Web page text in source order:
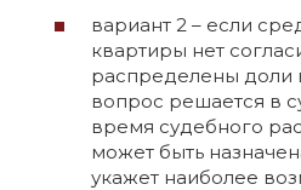
вариант 2 – если
квартиры нет
распределены доли
вопрос решается в
время судебного
может быть
укажет наиболее